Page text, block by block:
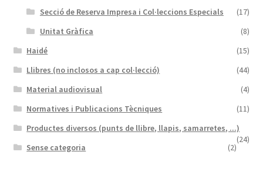
Secció de Reserva Impresa i Col·leccions Especials
(17)
Unitat Gràfica
(8)
Haidé
(15)
Llibres (no inclosos a cap col·lecció)
(44)
Material audiovisual
(4)
Normatives i Publicacions Tècniques
(11)
Productes diversos (punts de llibre, llapis, samarretes, ...)
(24)
Sense categoria (2)